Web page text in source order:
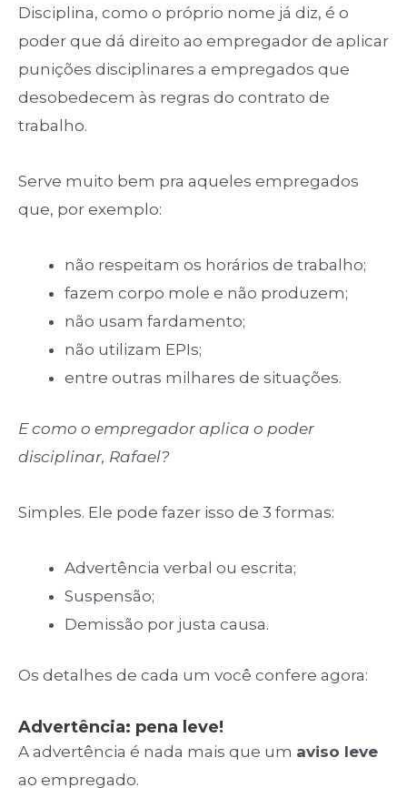
Disciplina, como o próprio nome já diz, é o
poder que dá direito ao empregador de aplicar
punições disciplinares a empregados que
desobedecem às regras do contrato de
trabalho.
Serve muito bem pra aqueles empregados
que, por exemplo:
não respeitam os horários de trabalho;
fazem corpo mole e não produzem;
não usam fardamento;
não utilizam EPIs;
entre outras milhares de situações.
E como o empregador aplica o poder
disciplinar, Rafael?
Simples. Ele pode fazer isso de 3 formas:
Advertência verbal ou escrita;
Suspensão;
Demissão por justa causa.
Os detalhes de cada um você confere agora:
Advertência: pena leve!
A advertência é nada mais que um aviso leve
ao empregado.